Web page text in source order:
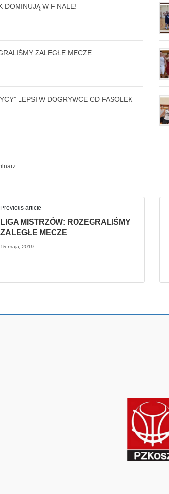
DOMINUJĄ W FINALE!
ZALEGŁE MECZE
LEPSI W DOGRYWCE OD FASOLEK
Previous article
LIGA MISTRZÓW: ROZEGRALIŚMY
ZALEGŁE MECZE
15 maja, 2019